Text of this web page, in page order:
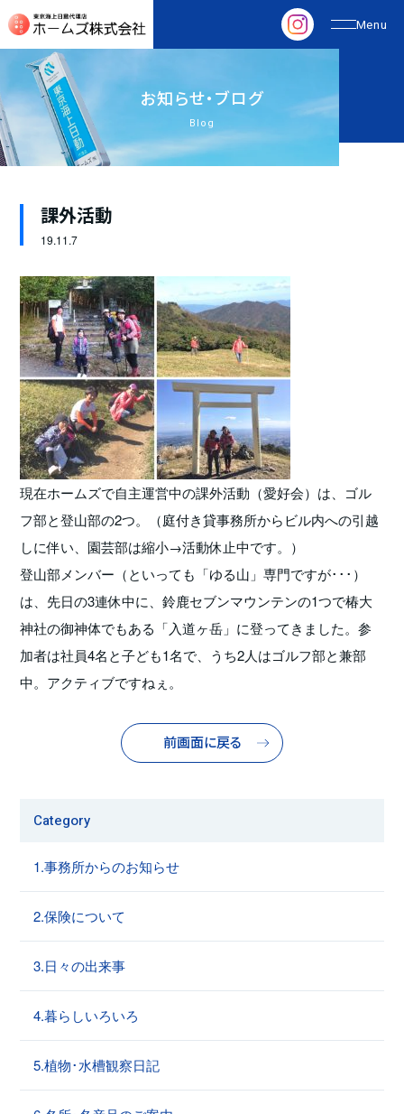
お知らせ・ブログ
Blog
課外活動
19.11.7
現在ホームズで自主運営中の課外活動（愛好会）は、ゴル
フ部と登山部の2つ。（庭付き貸事務所からビル内への引越
しに伴い、園芸部は縮小→活動休止中です。）
登山部メンバー（といっても「ゆる山」専門ですが･･･）
は、先日の3連休中に、鈴鹿セブンマウンテンの1つで椿大
神社の御神体でもある「入道ヶ岳」に登ってきました。参
加者は社員4名と子ども1名で、うち2人はゴルフ部と兼部
中。アクティブですねぇ。
前画面に戻る
Category
1.事務所からのお知らせ
2.保険について
3.日々の出来事
4.暮らしいろいろ
5.植物･水槽観察日記